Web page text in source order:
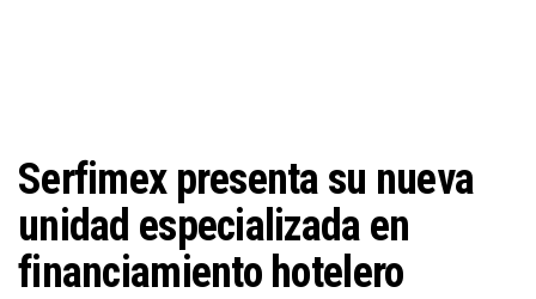
Serfimex presenta su nueva
unidad especializada en
financiamiento hotelero